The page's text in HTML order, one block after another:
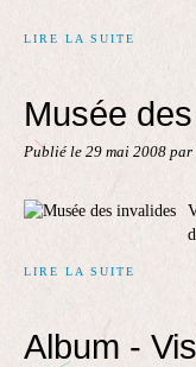
LIRE LA SUITE
Musée
Publié le 29 mai 2008 par
LIRE LA SUITE
Album -